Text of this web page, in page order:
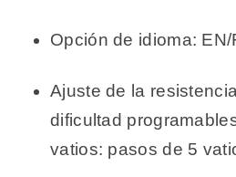
Opción de idioma: EN/
Ajuste de la
dificultad
vatios: pasos de 5